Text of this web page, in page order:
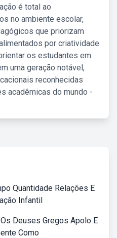
é total ao
no ambiente escolar,
que priorizam
por criatividade
os estudantes em
uma geração notável,
reconhecidas
acadêmicas do mundo -
Quantidade Relações E
Infantil
Deuses Gregos Apolo E
Como